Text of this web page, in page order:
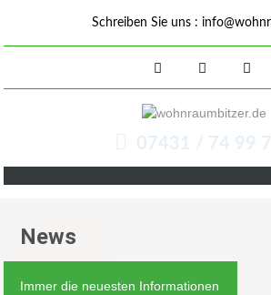
Schreiben Sie uns :
07431 / 74 99
News
Immer die neuesten Informationen